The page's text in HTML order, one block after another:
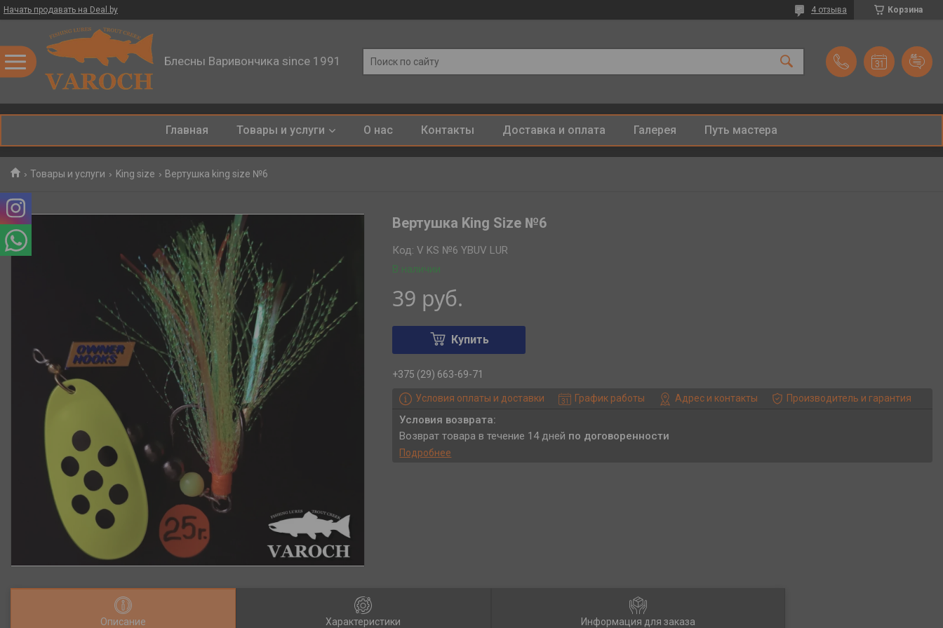
Начать продавать на Deal.by Корзина
4 отзыва
Блесны Варивончика since 1991
Главная Товары и услуги О нас Контакты Доставка и оплата Галерея Путь мастера
Товары и услуги King size Вертушка king size №6
Вертушка King Size №6
В наличии
Код:V KS №6 YBUV LUR
39 руб.
Купить
+375 (29) 663-69-71
Условия оплаты и доставки График работы Адрес и контакты Производитель и гарантия
возврат товара в течение 14 дней по договоренности
Подробнее
Описание Характеристики Информация для заказа